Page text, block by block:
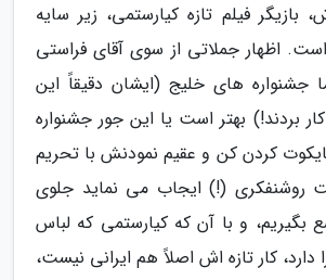
بازیگر فیلم تازه کیارستمی، زیر سایه
اظهار جملاتی از سوی آقای فراستی
جشنواره های خلیج (ایشان دقیقاً این
بردند!) بهتر است یا این جور جشنواره
کردن کن و عقیم نمودنش با تحریم
روشنفکری (!) ایجاب می نماید جلوی
و با آن که کیارستمی که لباس
دارد، کار تازه اش اصلاً هم ایرانی نیست،